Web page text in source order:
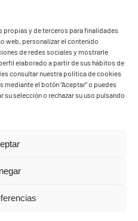
propias y de terceros para finalidades
web, personalizar el contenido
de redes sociales y mostrarle
elaborado a partir de sus hábitos de
consultar nuestra política de cookies
el botón “Aceptar” o puedes
selección o rechazar su uso pulsando